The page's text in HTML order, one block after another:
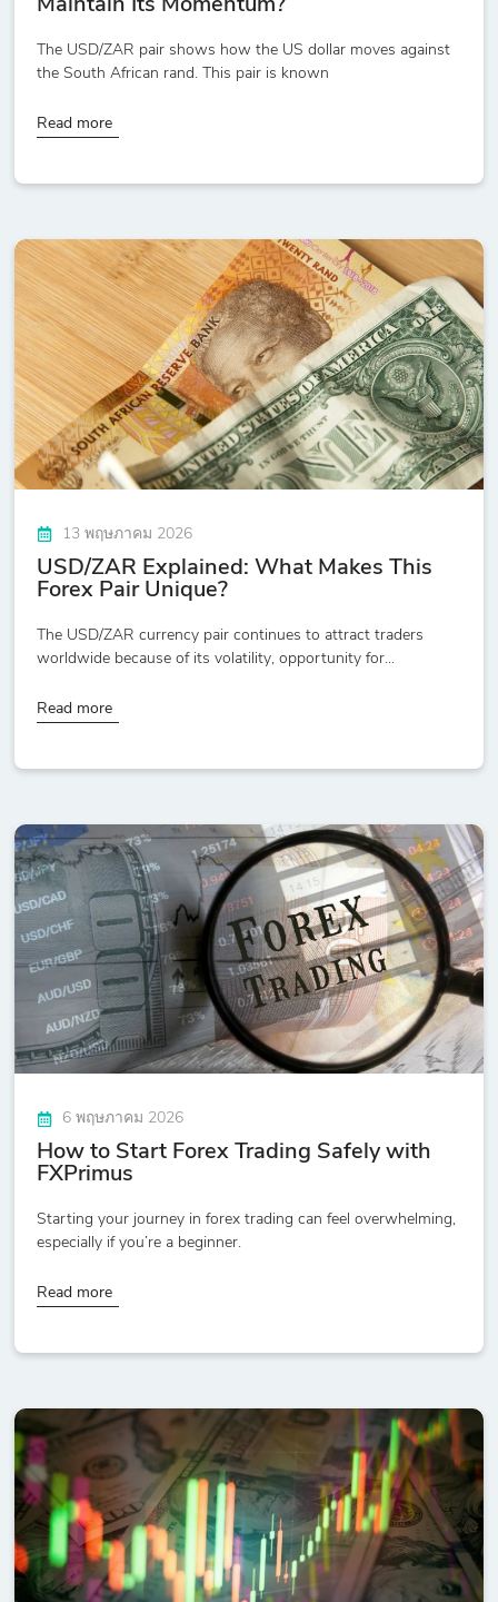
Maintain Its Momentum?
The USD/ZAR pair shows how the US dollar moves against
the South African rand. This pair is known
Read more
13 พฤษภาคม 2026
USD/ZAR Explained: What Makes This
Forex Pair Unique?
The USD/ZAR currency pair continues to attract traders
worldwide because of its volatility, opportunity for...
Read more
6 พฤษภาคม 2026
How to Start Forex Trading Safely with
FXPrimus
Starting your journey in forex trading can feel overwhelming,
especially if you’re a beginner.
Read more